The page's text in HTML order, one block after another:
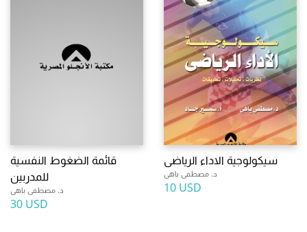
قائمة الضغوط النفسية
للمدربين
د. مصطفى باهى
30 USD
سيكولوجية الاداء الرياضى
د. مصطفى باهى
10 USD